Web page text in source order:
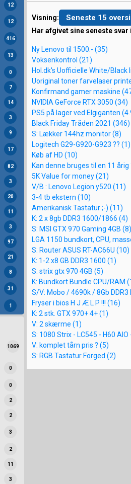
12
12
416
13
0
7
14
3
9
17
82
3
20
11
3
97
21
8
31
1
1069
0
0
2
2
3
2
11
3
Visning: Seneste 15
Har afgivet sine seneste
Ny Lenovo til 1500.- (35)
Voksenkontrol (21)
Hol.dk's Uofficielle White/Black
Uoriginal toner farvelaser
Konfirmand gamer maskine
NVIDIA GeForce RTX 3050 (34)
PS5 på lager ved Elgiganten
Black Friday Tråden 2021 (346)
S: Lækker 144hz monitor (8)
Logitech G29-G920-G923 ?? (1)
Køb af HD (10)
Kan denne bruges til en 11 årig
5K Value for money (21)
V/B : Lenovo Legion y520 (11)
3-4 tb ekstern (10)
Amerikanisk Tastatur ;-) (11)
K: 2 x 8gb DDR3 1600/1866 (4)
S: MSI GTX 970 Gaming 4GB (8)
LGA 1150 bundkort, CPU,
S: Router ASUS RT-AC66U (10)
K: 1-2 x8 GB DDR3 1600 (1)
S: strix gtx 970 4GB (5)
K: Bundkort Bundle CPU/RAM
S/V: Mobo / 4690k / 8Gb DDR3
Fryser i bios H J Æ L P !!! (16)
K: 2 stk. GTX 970+ 4+ (1)
V: 2 skærme (1)
S: 1080 Strix - LC545 - H60
V: komplet tårn pris ? (5)
S: RGB Tastatur Forged (2)